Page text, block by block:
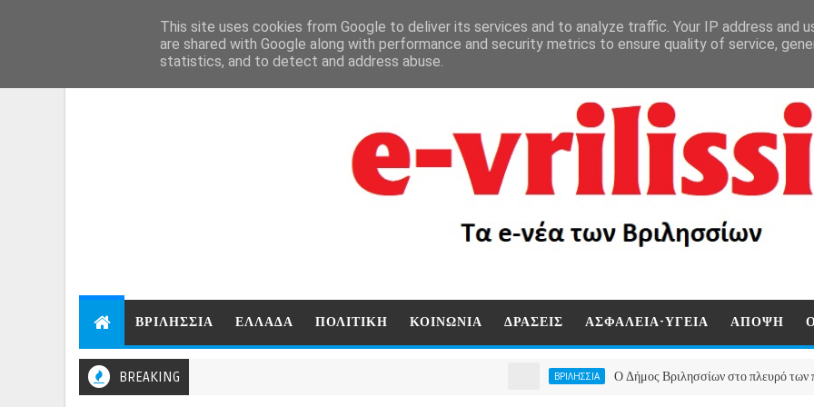
ΒΡΙΛΗΣΣΙΑ ΕΛΛΑΔΑ ΠΟΛΙΤΙΚΗ ΚΟΙΝΩΝΙΑ ΔΡΑΣΕΙΣ ΑΣΦΑΛΕΙΑ-ΥΓΕΙΑ ΑΠΟΨΗ
BREAKING Ο Δήμος Βριλησσίων στο πλευρό των
This site uses cookies from Google to deliver its services and to analyze traffic. Your IP address and
are shared with Google along with performance and security metrics to ensure quality of service,
statistics, and to detect and address abuse.